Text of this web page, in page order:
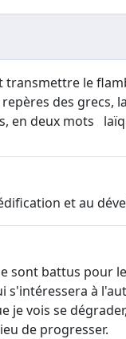
le
des
en deux mots
et au
sont battus pour
à
vois se
de progresser.